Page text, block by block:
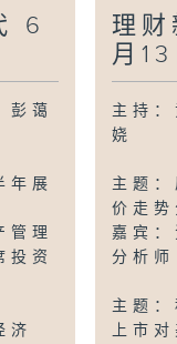
6
彭蔼
年展
管理
投资
济
理
月13
主持
娆
主题
价走势
嘉宾
分析
主题
上市